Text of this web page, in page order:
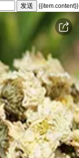
发送 {{item.content}}